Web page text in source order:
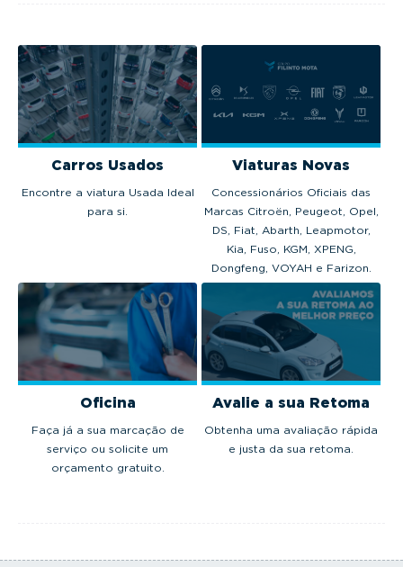
Carros Usados
Encontre a viatura Usada Ideal
para si.
Viaturas Novas
Concessionários Oficiais das
Marcas Citroën, Peugeot, Opel,
DS, Fiat, Abarth, Leapmotor,
Kia, Fuso, KGM, XPENG,
Dongfeng, VOYAH e Farizon.
Oficina
Faça já a sua marcação de
serviço ou solicite um
orçamento gratuito.
Avalie a sua Retoma
Obtenha uma avaliação rápida
e justa da sua retoma.